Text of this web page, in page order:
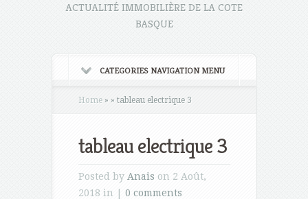
ACTUALITÉ IMMOBILIÈRE DE LA COTE
BASQUE
CATEGORIES NAVIGATION MENU
Home » » tableau electrique 3
tableau electrique 3
Posted by Anais on 2 Août,
2018 in | 0 comments